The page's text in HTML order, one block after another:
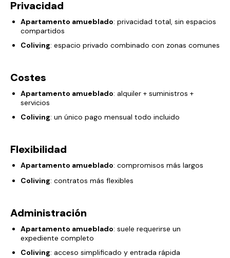
Privacidad
Apartamento amueblado: privacidad total, sin espacios
compartidos
Coliving: espacio privado combinado con zonas comunes
Costes
Apartamento amueblado: alquiler + suministros +
servicios
Coliving: un único pago mensual todo incluido
Flexibilidad
Apartamento amueblado: compromisos más largos
Coliving: contratos más flexibles
Administración
Apartamento amueblado: suele requerirse un
expediente completo
Coliving: acceso simplificado y entrada rápida